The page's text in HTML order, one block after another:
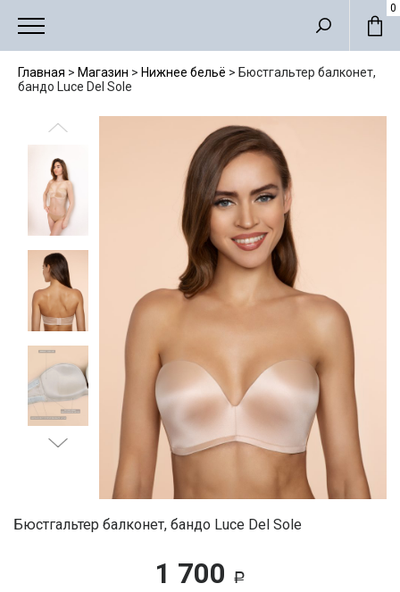
0
Главная > Магазин > Нижнее бельё > Бюстгальтер балконет,
бандо Luce Del Sole
Бюстгальтер балконет, бандо Luce Del Sole
1 700 Р